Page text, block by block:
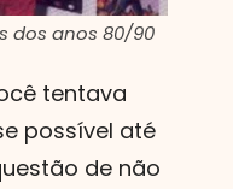
dos anos 80/90
tentava
possível até
de não